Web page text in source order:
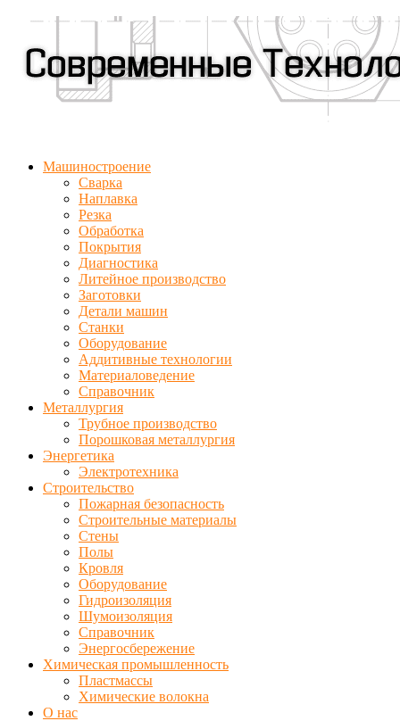
Машиностроение
Сварка
Наплавка
Резка
Обработка
Покрытия
Диагностика
Литейное производство
Заготовки
Детали машин
Станки
Оборудование
Аддитивные технологии
Материаловедение
Справочник
Металлургия
Трубное производство
Порошковая металлургия
Энергетика
Электротехника
Строительство
Пожарная безопасность
Строительные материалы
Стены
Полы
Кровля
Оборудование
Гидроизоляция
Шумоизоляция
Справочник
Энергосбережение
Химическая промышленность
Пластмассы
Химические волокна
О нас